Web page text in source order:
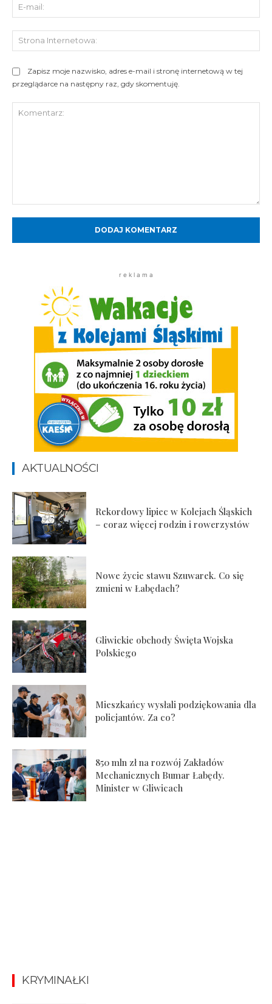
Zapisz moje nazwisko, adres e-mail i stronę internetową w tej
przeglądarce na następny raz, gdy skomentuję.
r e k l a m a
AKTUALNOŚCI
Rekordowy lipiec w Kolejach Śląskich
– coraz więcej rodzin i rowerzystów
Nowe życie stawu Szuwarek. Co się
zmieni w Łabędach?
Gliwickie obchody Święta Wojska
Polskiego
Mieszkańcy wysłali podziękowania dla
policjantów. Za co?
850 mln zł na rozwój Zakładów
Mechanicznych Bumar Łabędy.
Minister w Gliwicach
KRYMINAŁKI